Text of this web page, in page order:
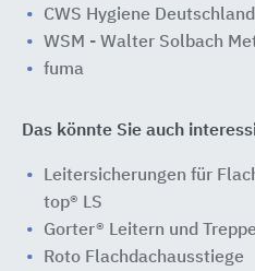
CWS Hygiene Deutschland
WSM - Walter Solbach
fuma
Das könnte Sie auch
Leitersicherungen für
top® LS
Gorter® Leitern und
Roto Flachdachausstiege